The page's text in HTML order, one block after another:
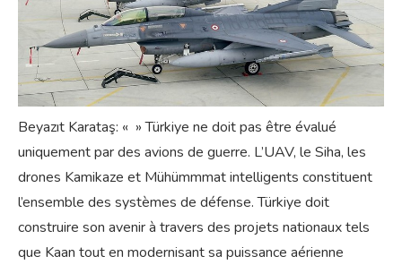
Beyazıt Karataş: « » Türkiye ne doit pas être évalué
uniquement par des avions de guerre. L’UAV, le Siha, les
drones Kamikaze et Mühümmmat intelligents constituent
l’ensemble des systèmes de défense. Türkiye doit
construire son avenir à travers des projets nationaux tels
que Kaan tout en modernisant sa puissance aérienne